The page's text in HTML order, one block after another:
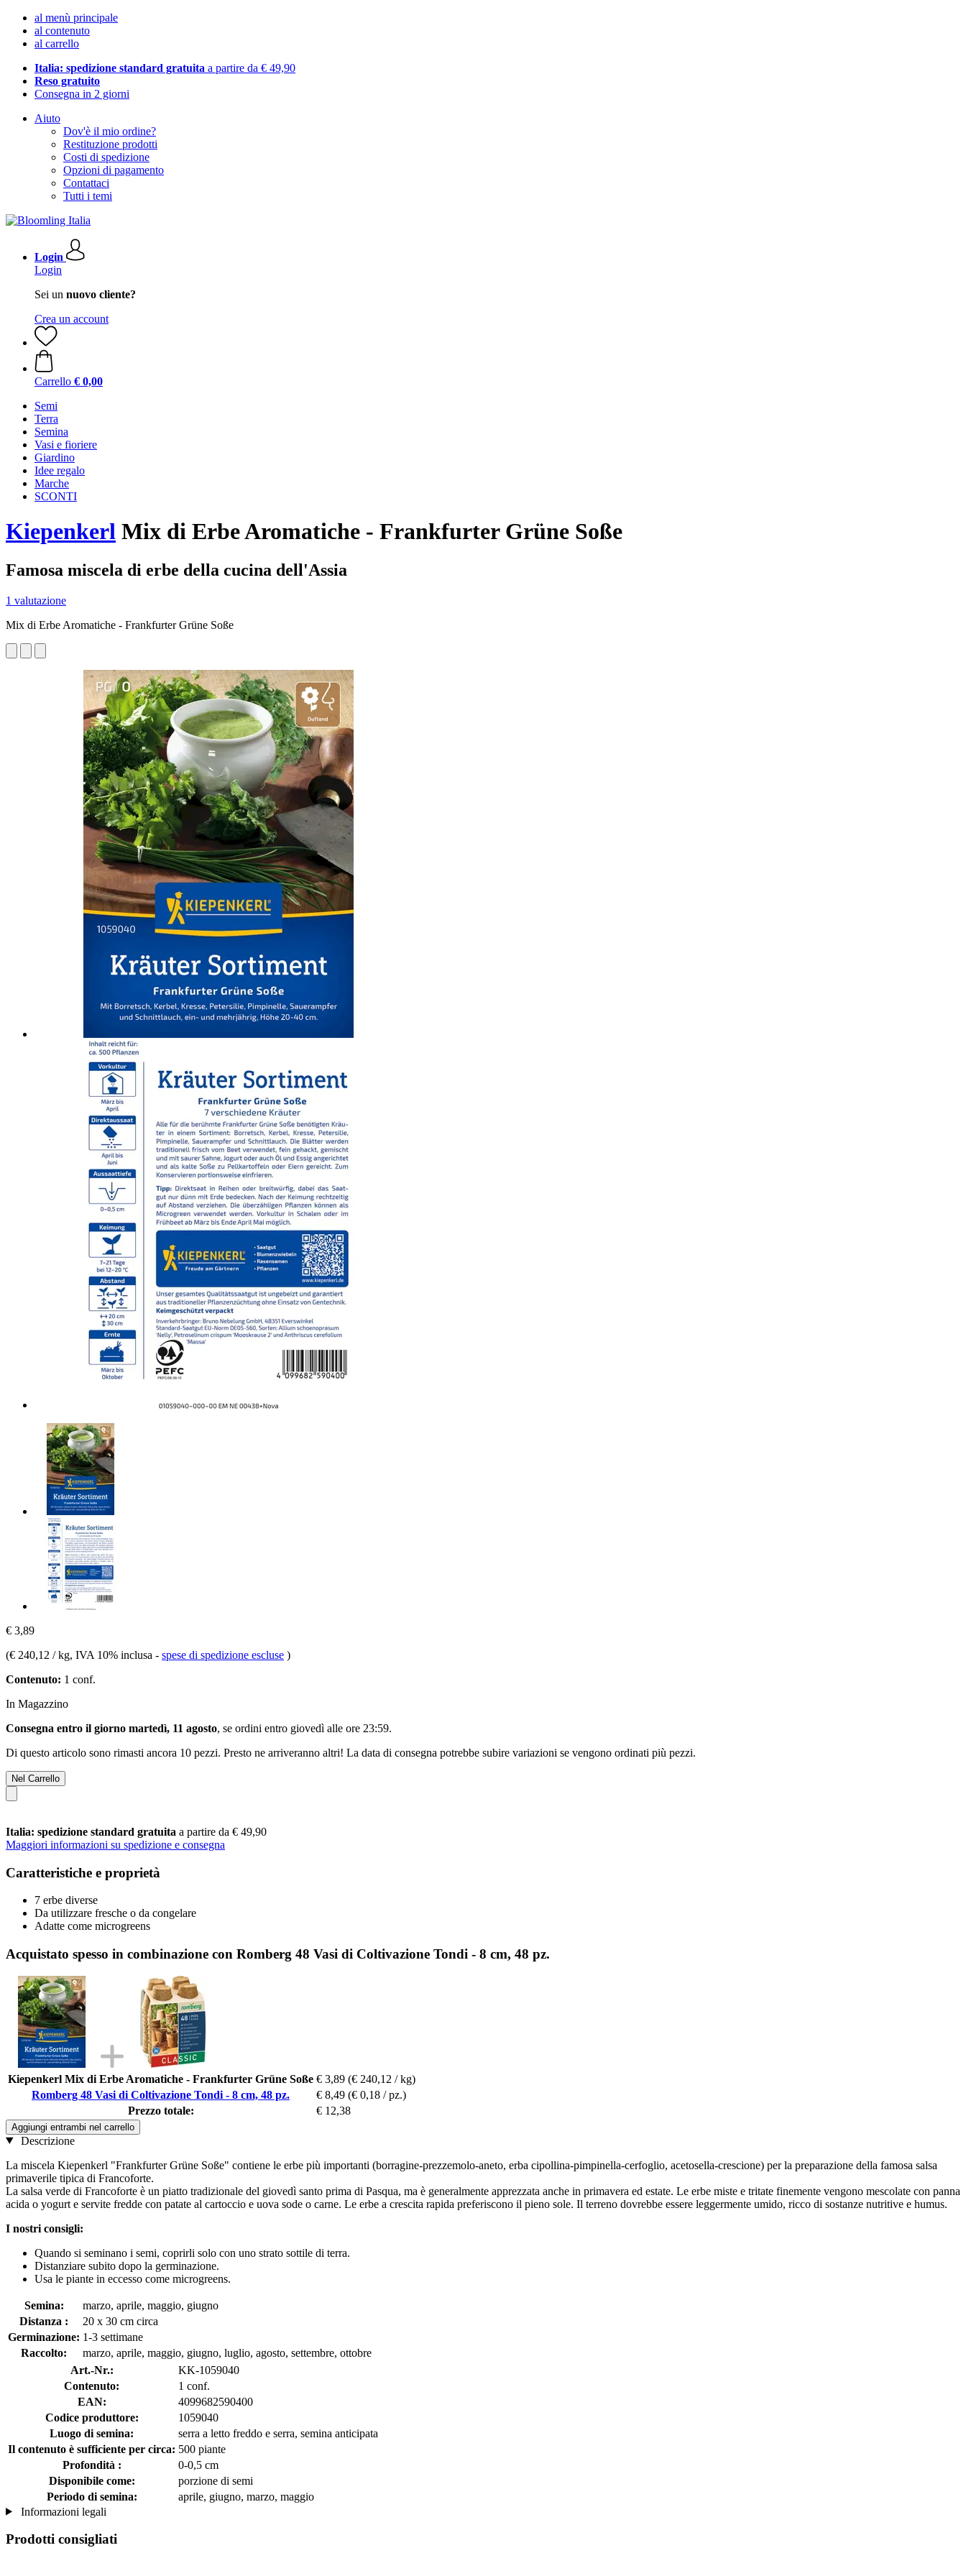
al menù principale
al contenuto
al carrello
Italia: spedizione standard gratuita a partire da € 49,90
Reso gratuito
Consegna in 2 giorni
Aiuto
Dov'è il mio ordine?
Restituzione prodotti
Costi di spedizione
Opzioni di pagamento
Contattaci
Tutti i temi
Login
Login
Sei un nuovo cliente?
Crea un account
Carrello € 0,00
Semi
Terra
Semina
Vasi e fioriere
Giardino
Idee regalo
Marche
SCONTI
Kiepenkerl Mix di Erbe Aromatiche - Frankfurter Grüne Soße
Famosa miscela di erbe della cucina dell'Assia
1 valutazione
Mix di Erbe Aromatiche - Frankfurter Grüne Soße
€ 3,89
(€ 240,12 / kg, IVA 10% inclusa - spese di spedizione escluse )
Contenuto: 1 conf.
In Magazzino
Consegna entro il giorno martedì, 11 agosto, se ordini entro giovedì alle ore 23:59.
Di questo articolo sono rimasti ancora 10 pezzi. Presto ne arriveranno altri! La data di consegna potrebbe subire variazioni se vengono ordinati più pezzi.
Nel Carrello
Italia: spedizione standard gratuita a partire da € 49,90
Maggiori informazioni su spedizione e consegna
Caratteristiche e proprietà
7 erbe diverse
Da utilizzare fresche o da congelare
Adatte come microgreens
Acquistato spesso in combinazione con Romberg 48 Vasi di Coltivazione Tondi - 8 cm, 48 pz.
Kiepenkerl Mix di Erbe Aromatiche - Frankfurter Grüne Soße € 3,89 (€ 240,12 / kg)
Romberg 48 Vasi di Coltivazione Tondi - 8 cm, 48 pz.
€ 8,49 (€ 0,18 / pz.)
Prezzo totale:
€ 12,38
Aggiungi entrambi nel carrello
Descrizione
La miscela Kiepenkerl "Frankfurter Grüne Soße" contiene le erbe più importanti (borragine-prezzemolo-aneto, erba cipollina-pimpinella-cerfoglio, acetosella-crescione) per la preparazione della famosa salsa
primaverile tipica di Francoforte.
La salsa verde di Francoforte è un piatto tradizionale del giovedì santo prima di Pasqua, ma è generalmente apprezzata anche in primavera ed estate. Le erbe miste e tritate finemente vengono mescolate con panna
acida o yogurt e servite fredde con patate al cartoccio e uova sode o carne. Le erbe a crescita rapida preferiscono il pieno sole. Il terreno dovrebbe essere leggermente umido, ricco di sostanze nutritive e humus.
I nostri consigli:
Quando si seminano i semi, coprirli solo con uno strato sottile di terra.
Distanziare subito dopo la germinazione.
Usa le piante in eccesso come microgreens.
Semina:
marzo, aprile, maggio, giugno
Distanza :
20 x 30 cm circa
Germinazione: 1-3 settimane
Raccolto:
marzo, aprile, maggio, giugno, luglio, agosto, settembre, ottobre
Art.-Nr.:
KK-1059040
Contenuto:
1 conf.
EAN:
4099682590400
Codice produttore:
1059040
Luogo di semina:
serra a letto freddo e serra, semina anticipata
Il contenuto è sufficiente per circa: 500 piante
Profondità :
0-0,5 cm
Disponibile come:
porzione di semi
Periodo di semina:
aprile, giugno, marzo, maggio
Informazioni legali
Prodotti consigliati